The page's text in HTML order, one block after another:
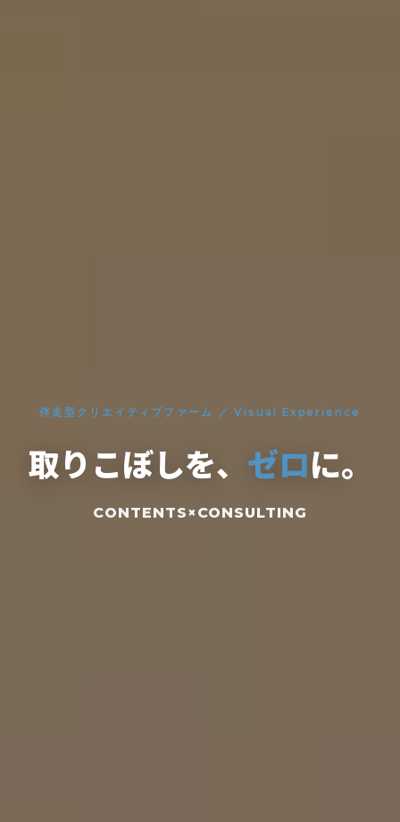
伴走型クリエイティブファーム ／ Visual Experience
取りこぼしを、 ゼロに。
CONTENTS×CONSULTING